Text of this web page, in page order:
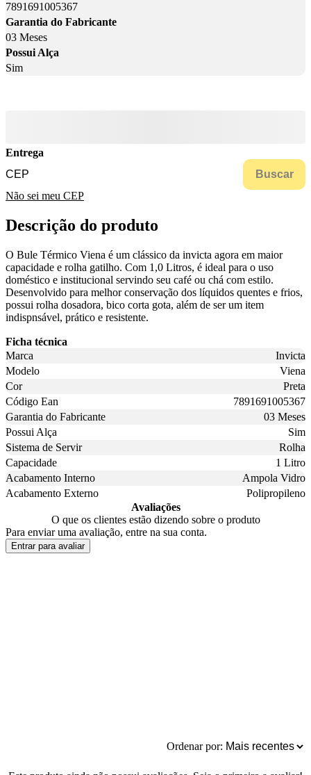
7891691005367
Garantia do Fabricante
03 Meses
Possui Alça
Sim
Entrega
Buscar
Não sei meu CEP
Descrição do produto
O Bule Térmico Viena é um clássico da invicta agora em maior
capacidade e rolha gatilho. Com 1,0 Litros, é ideal para o uso
doméstico e institucional servindo seu café ou chá com estilo.
Desenvolvido para melhor conservação dos líquidos quentes e frios,
possui rolha dosadora, bico corta gota, além de ser um item
indispnsável, prático e resistente.
Ficha técnica
Marca
Invicta
Modelo
Viena
Cor
Preta
Código Ean
7891691005367
Garantia do Fabricante
03 Meses
Possui Alça
Sim
Sistema de Servir
Rolha
Capacidade
1 Litro
Acabamento Interno
Ampola Vidro
Acabamento Externo
Polipropileno
Avaliações
O que os clientes estão dizendo sobre o produto
Para enviar uma avaliação, entre na sua conta.
Entrar para avaliar
Ordenar por: